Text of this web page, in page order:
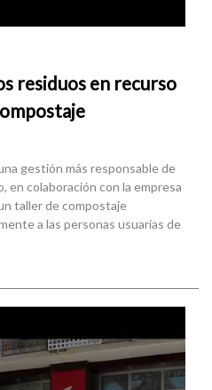
residuos en recurso
gestión más responsable de
en colaboración con la empresa
taller de compostaje
a las personas usuarias de